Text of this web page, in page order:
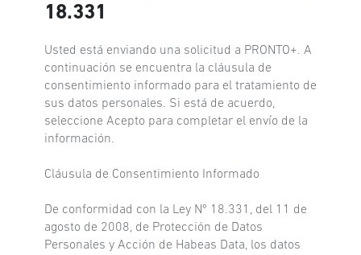
18.331
Usted está enviando una solicitud a PRONTO+. A
continuación se encuentra la cláusula de
consentimiento informado para el tratamiento de
sus datos personales. Si está de acuerdo,
seleccione Acepto para completar el envío de la
información.
Cláusula de Consentimiento Informado
De conformidad con la Ley Nº 18.331, del 11 de
agosto de 2008, de Protección de Datos
Personales y Acción de Habeas Data, los datos